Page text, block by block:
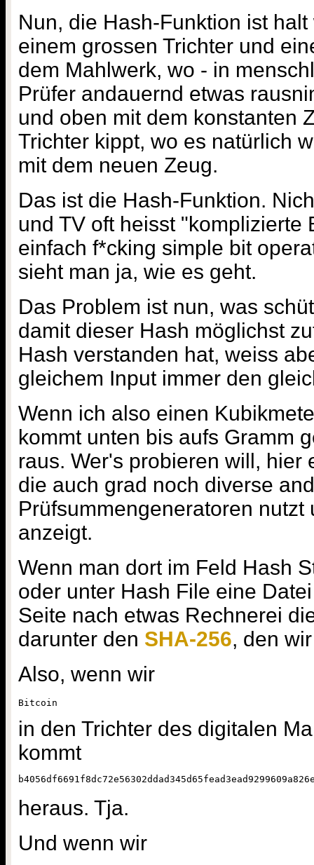
Nun, die Hash-Funktion ist
einem grossen Trichter und
dem Mahlwerk, wo - in
Prüfer andauernd etwas
und oben mit dem konstanten
Trichter kippt, wo es natürlich
mit dem neuen Zeug.
Das ist die Hash-Funktion.
und TV oft heisst "komplizierte
einfach f*cking simple bit
sieht man ja, wie es geht.
Das Problem ist nun, was
damit dieser Hash möglichst
Hash verstanden hat, weiss
gleichem Input immer den
Wenn ich also einen
kommt unten bis aufs Gramm
raus. Wer's probieren will, hier
die auch grad noch diverse
Prüfsummengeneratoren nutzt
anzeigt.
Wenn man dort im Feld Hash
oder unter Hash File eine
Seite nach etwas Rechnerei
darunter den SHA-256, den
Also, wenn wir
Bitcoin
in den Trichter des digitalen
kommt
heraus. Tja.
Und wenn wir